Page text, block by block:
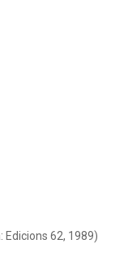
Edicions 62, 1989)